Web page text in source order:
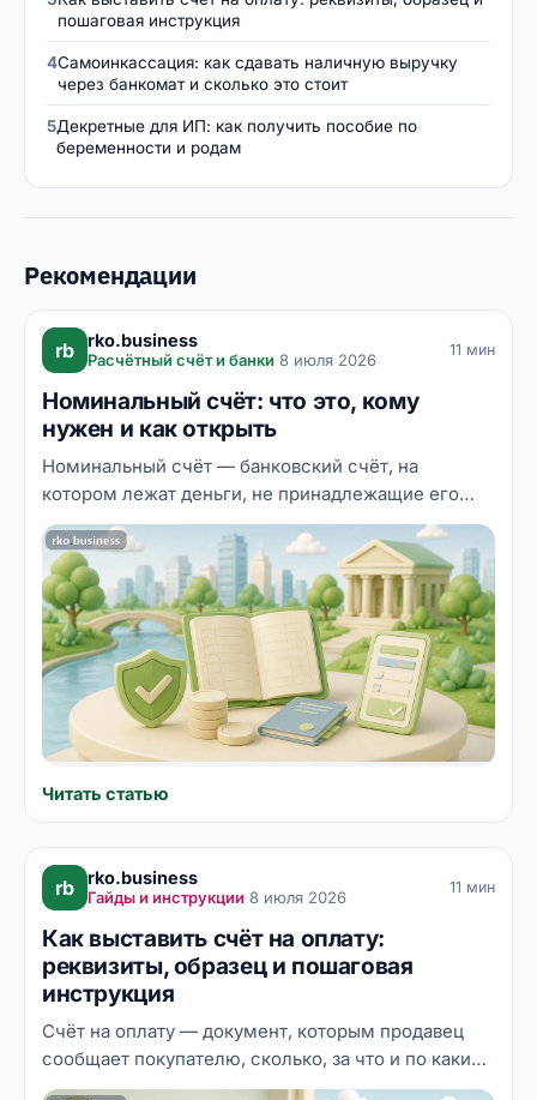
пошаговая инструкция
4Самоинкассация: как сдавать наличную выручку
через банкомат и сколько это стоит
5Декретные для ИП: как получить пособие по
беременности и родам
Рекомендации
rb rko.business
Расчётный счёт и банки·8 июля 2026
11 мин
Номинальный счёт: что это, кому
нужен и как открыть
Номинальный счёт — банковский счёт, на
котором лежат деньги, не принадлежащие его
владельцу: он лишь распоряжается ими в
интересах другого лица — бенефициара.
Разбираем, как устроена эта конструкция по ст.
860.1 ГК РФ, кому она нужна — от опекунов до
цифровых платформ, чем номинальный счёт
отличается от эскроу и залогового и как его
открыть.
Читать статью
rb rko.business
Гайды и инструкции·8 июля 2026
11 мин
Как выставить счёт на оплату:
реквизиты, образец и пошаговая
инструкция
Счёт на оплату — документ, которым продавец
сообщает покупателю, сколько, за что и по каким
реквизитам платить. Унифицированной формы нет,